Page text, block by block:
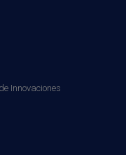
Innovaciones